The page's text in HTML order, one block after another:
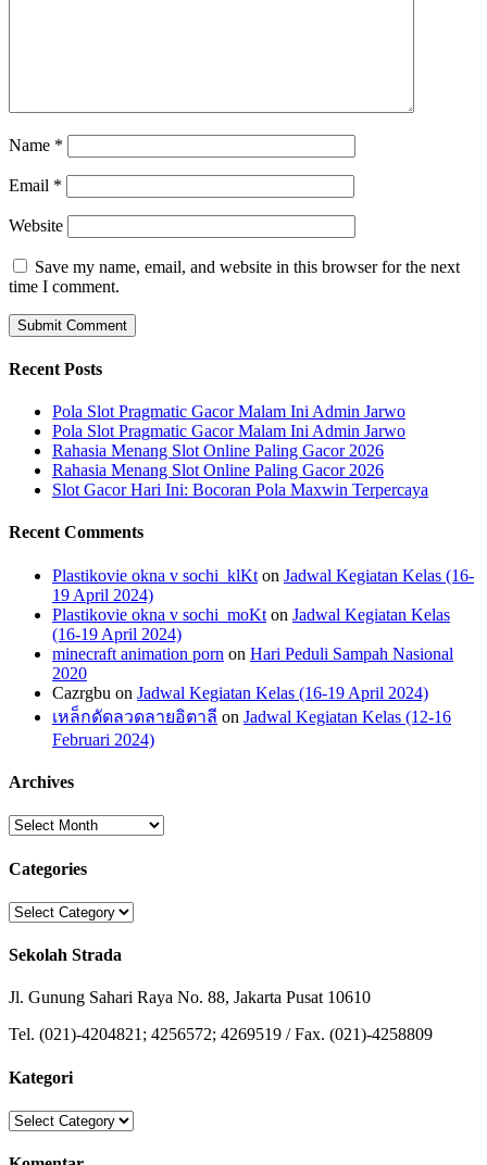
Name *
Email *
Website
Save my name, email, and website in this browser for the next
time I comment.
Recent Posts
Pola Slot Pragmatic Gacor Malam Ini Admin Jarwo
Pola Slot Pragmatic Gacor Malam Ini Admin Jarwo
Rahasia Menang Slot Online Paling Gacor 2026
Rahasia Menang Slot Online Paling Gacor 2026
Slot Gacor Hari Ini: Bocoran Pola Maxwin Terpercaya
Recent Comments
Plastikovie okna v sochi_klKt on Jadwal Kegiatan Kelas (16-
19 April 2024)
Plastikovie okna v sochi_moKt on Jadwal Kegiatan Kelas
(16-19 April 2024)
minecraft animation porn on Hari Peduli Sampah Nasional
2020
Cazrgbu on Jadwal Kegiatan Kelas (16-19 April 2024)
เหล็กดัดลวดลายอิตาลี on Jadwal Kegiatan Kelas (12-16
Februari 2024)
Archives
Archives
Categories
Categories
Sekolah Strada
Jl. Gunung Sahari Raya No. 88, Jakarta Pusat 10610
Tel. (021)-4204821; 4256572; 4269519 / Fax. (021)-4258809
Kategori
Kategori